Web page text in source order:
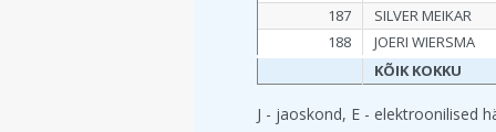
187
SILVER MEIKAR
188
JOERI WIERSMA
KÕIK KOKKU
J - jaoskond, E - elektroonilised